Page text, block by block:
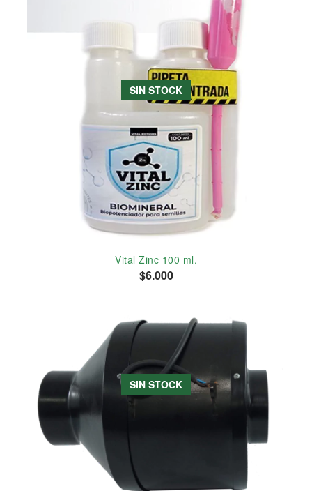
SIN STOCK
Vital Zinc 100 ml.
$6.000
SIN STOCK